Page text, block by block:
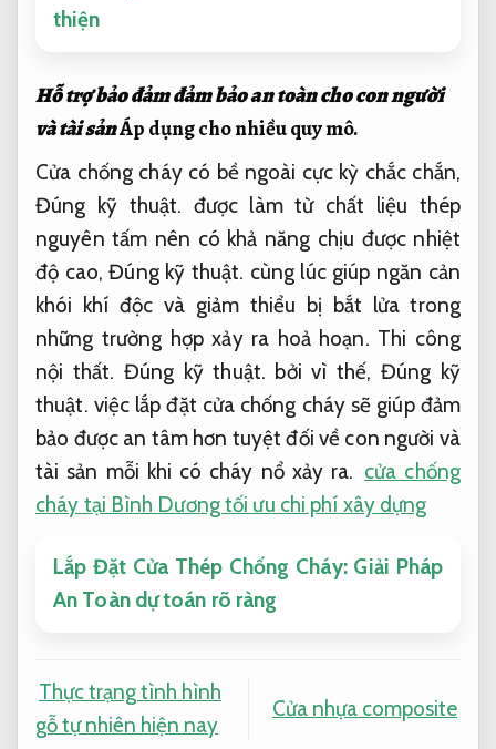
thiện
Hỗ trợ bảo đảm đảm bảo an toàn cho con người
và tài sảnÁp dụng cho nhiều quy mô.
Cửa chống cháy có bề ngoài cực kỳ chắc chắn,
Đúng kỹ thuật. được làm từ chất liệu thép
nguyên tấm nên có khả năng chịu được nhiệt
độ cao,Đúng kỹ thuật. cùng lúc giúp ngăn cản
khói khí độc và giảm thiểu bị bắt lửa trong
những trường hợp xảy ra hoả hoạn. Thi công
nội thất. Đúng kỹ thuật. bởi vì thế, Đúng kỹ
thuật. việc lắp đặt cửa chống cháy sẽ giúp đảm
bảo được an tâm hơn tuyệt đối về con người và
tài sản mỗi khi có cháy nổ xảy ra. cửa chống
cháy tại Bình Dương tối ưu chi phí xây dựng
Lắp Đặt Cửa Thép Chống Cháy: Giải Pháp
An Toàn dự toán rõ ràng
Thực trạng tình hình
gỗ tự nhiên hiện nay
Cửa nhựa composite